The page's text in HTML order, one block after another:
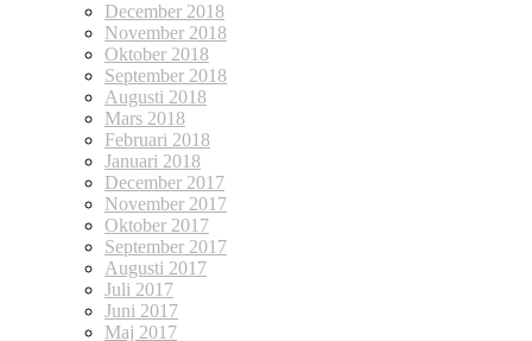
December 2018
November 2018
Oktober 2018
September 2018
Augusti 2018
Mars 2018
Februari 2018
Januari 2018
December 2017
November 2017
Oktober 2017
September 2017
Augusti 2017
Juli 2017
Juni 2017
Maj 2017